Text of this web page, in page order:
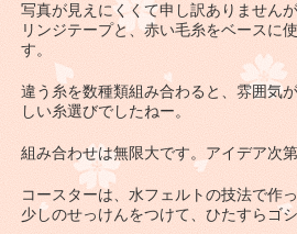
写真が見えにくくて申し訳ありません
リンジテープと、赤い毛糸をベースに
す。
違う糸を数種類組み合わると、雰囲気
しい糸選びでしたねー。
組み合わせは無限大です。アイデア次
コースターは、水フェルトの技法で作
少しのせっけんをつけて、ひたすらゴシ